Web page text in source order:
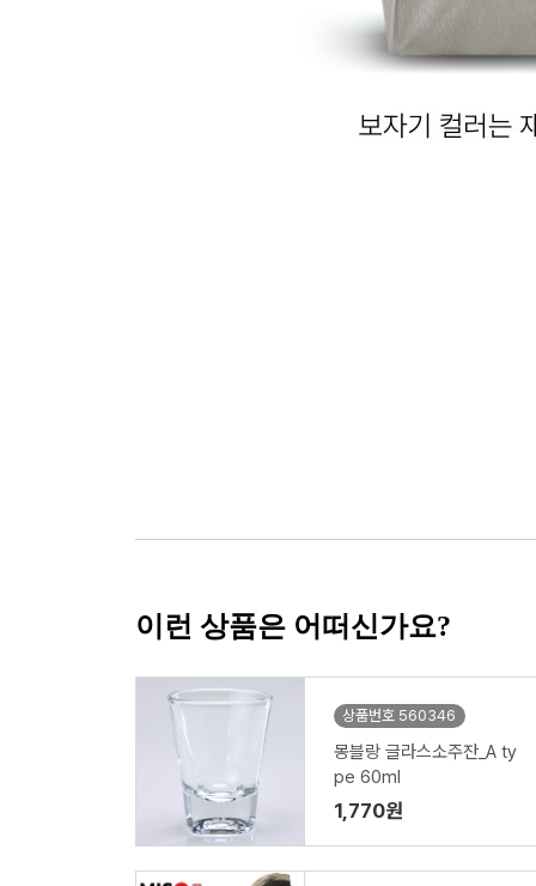
이런 상품은 어떠신가요?
상품번호 560346
몽블랑 글라스소주잔_A ty
pe 60ml
1,770원